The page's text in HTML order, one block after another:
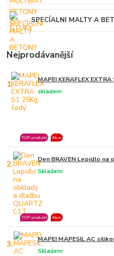
SPECÍALNI MALTY A
Nejprodávanější
1. MAPEI KERAFLEX
skladem
TOP produkt Akce
2. Den BRAVEN Lepidlo na
Skladem
TOP produkt Akce
3. MAPEI MAPESIL AC
Skladem